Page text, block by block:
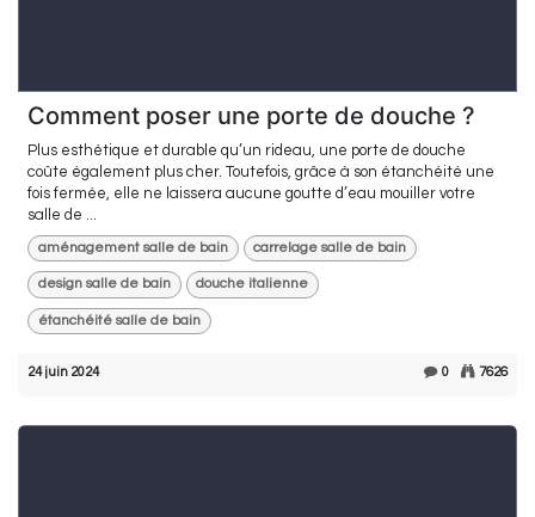
Comment poser une porte de douche ?
Plus esthétique et durable qu’un rideau, une porte de douche
coûte également plus cher. Toutefois, grâce à son étanchéité une
fois fermée, elle ne laissera aucune goutte d’eau mouiller votre
salle de ...
aménagement salle de bain carrelage salle de bain
design salle de bain douche italienne
étanchéité salle de bain
24 juin 2024 0 7626